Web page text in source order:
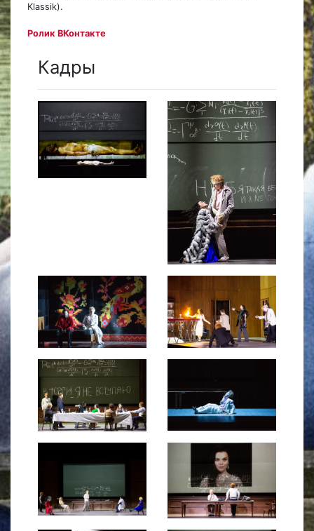
Klassik).
Ролик ВКонтакте
Кадры